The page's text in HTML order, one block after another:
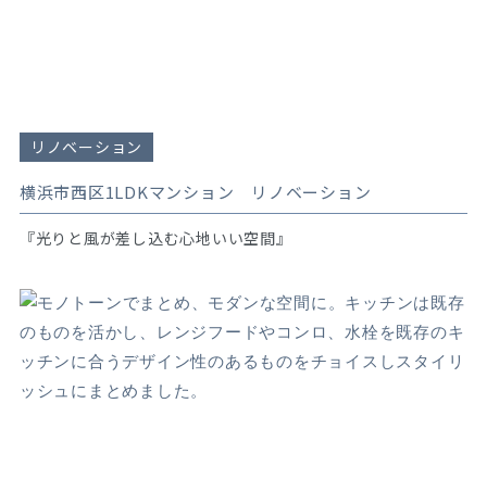
リノベーション
横浜市西区1LDKマンション リノベーション
『光りと風が差し込む心地いい空間』